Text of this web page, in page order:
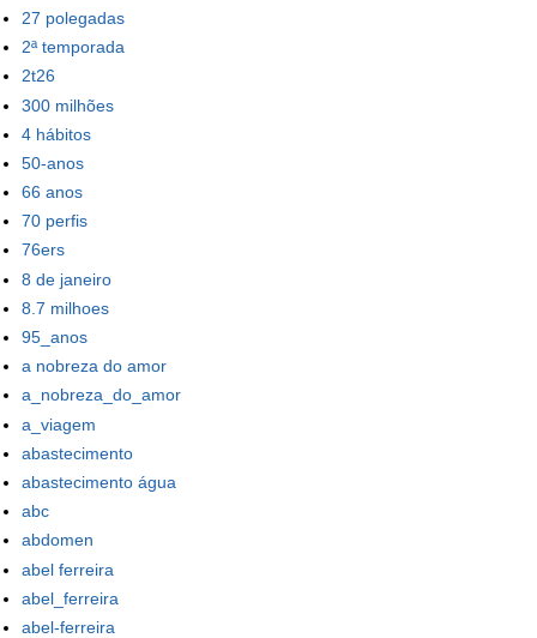
27 polegadas
2ª temporada
2t26
300 milhões
4 hábitos
50-anos
66 anos
70 perfis
76ers
8 de janeiro
8.7 milhoes
95_anos
a nobreza do amor
a_nobreza_do_amor
a_viagem
abastecimento
abastecimento água
abc
abdomen
abel ferreira
abel_ferreira
abel-ferreira